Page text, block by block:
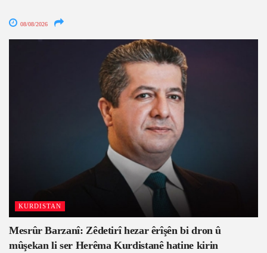
08/08/2026
KURDISTAN
Mesrûr Barzanî: Zêdetirî hezar êrîşên bi dron û
mûşekan li ser Herêma Kurdistanê hatine kirin